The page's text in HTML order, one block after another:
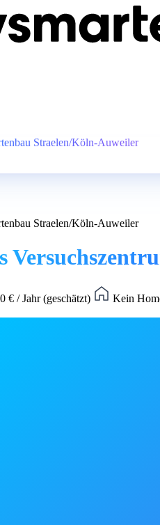
Straelen/Köln-Auweiler
Straelen/Köln-Auweiler
€ / Jahr (geschätzt)
Kein